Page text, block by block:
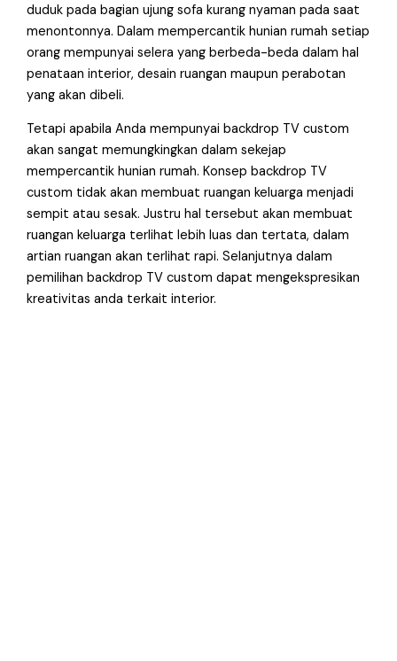
duduk pada bagian ujung sofa kurang nyaman pada saat
menontonnya. Dalam mempercantik hunian rumah setiap
orang mempunyai selera yang berbeda-beda dalam hal
penataan interior, desain ruangan maupun perabotan
yang akan dibeli.
Tetapi apabila Anda mempunyai backdrop TV custom
akan sangat memungkingkan dalam sekejap
mempercantik hunian rumah. Konsep backdrop TV
custom tidak akan membuat ruangan keluarga menjadi
sempit atau sesak. Justru hal tersebut akan membuat
ruangan keluarga terlihat lebih luas dan tertata, dalam
artian ruangan akan terlihat rapi. Selanjutnya dalam
pemilihan backdrop TV custom dapat mengekspresikan
kreativitas anda terkait interior.